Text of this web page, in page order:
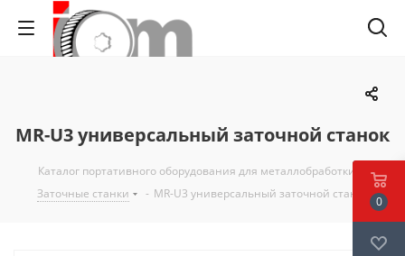
MR-U3 универсальный заточной станок
Каталог портативного оборудования для металлобработки
Заточные станки
- MR-U3 универсальный заточной станок
0